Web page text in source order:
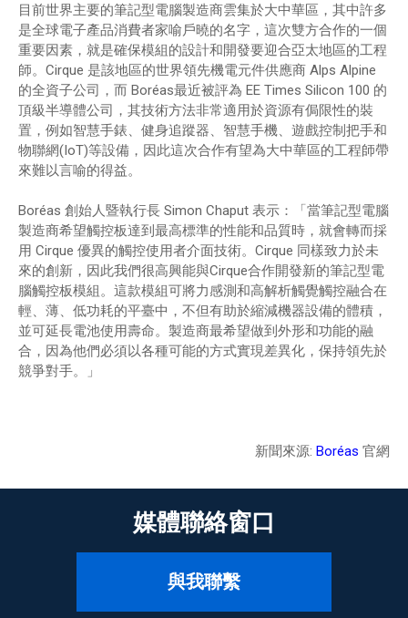
目前世界主要的筆記型電腦製造商雲集於大中華區，其中許多
是全球電子產品消費者家喻戶曉的名字，這次雙方合作的一個
重要因素，就是確保模組的設計和開發要迎合亞太地區的工程
師。Cirque 是該地區的世界領先機電元件供應商 Alps Alpine
的全資子公司，而 Boréas最近被評為 EE Times Silicon 100 的
頂級半導體公司，其技術方法非常適用於資源有侷限性的裝
置，例如智慧手錶、健身追蹤器、智慧手機、遊戲控制把手和
物聯網(IoT)等設備，因此這次合作有望為大中華區的工程師帶
來難以言喻的得益。
Boréas 創始人暨執行長 Simon Chaput 表示：「當筆記型電腦
製造商希望觸控板達到最高標準的性能和品質時，就會轉而採
用 Cirque 優異的觸控使用者介面技術。Cirque 同樣致力於未
來的創新，因此我們很高興能與Cirque合作開發新的筆記型電
腦觸控板模組。這款模組可將力感測和高解析觸覺觸控融合在
輕、薄、低功耗的平臺中，不但有助於縮減機器設備的體積，
並可延長電池使用壽命。製造商最希望做到外形和功能的融
合，因為他們必須以各種可能的方式實現差異化，保持領先於
競爭對手。」
新聞來源: Boréas 官網
媒體聯絡窗口
與我聯繫